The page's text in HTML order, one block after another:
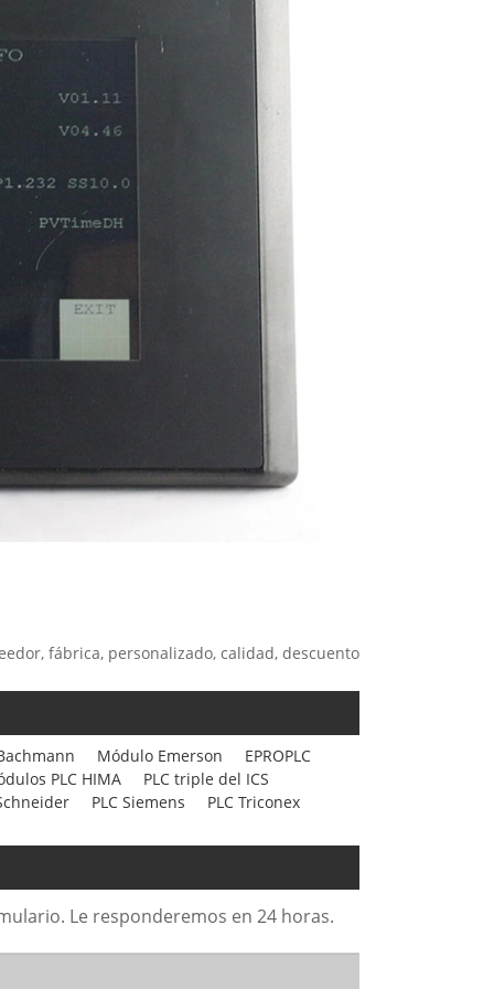
fábrica, personalizado, calidad, descuento
Módulo Emerson
EPROPLC
PLC HIMA
PLC triple del ICS
PLC Siemens PLC Triconex
Le responderemos en 24 horas.